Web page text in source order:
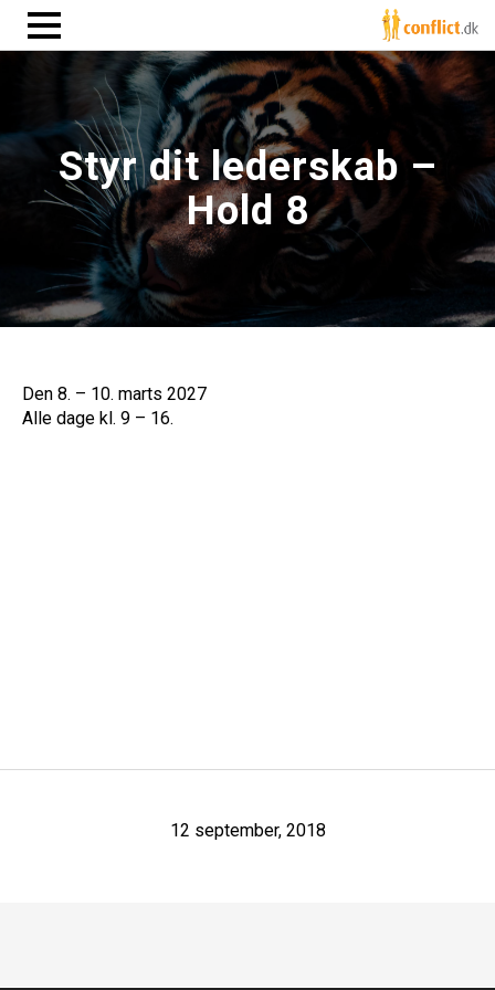
Styr dit lederskab –
Hold 8
Den 8. – 10. marts 2027
Alle dage kl. 9 – 16.
12 september, 2018